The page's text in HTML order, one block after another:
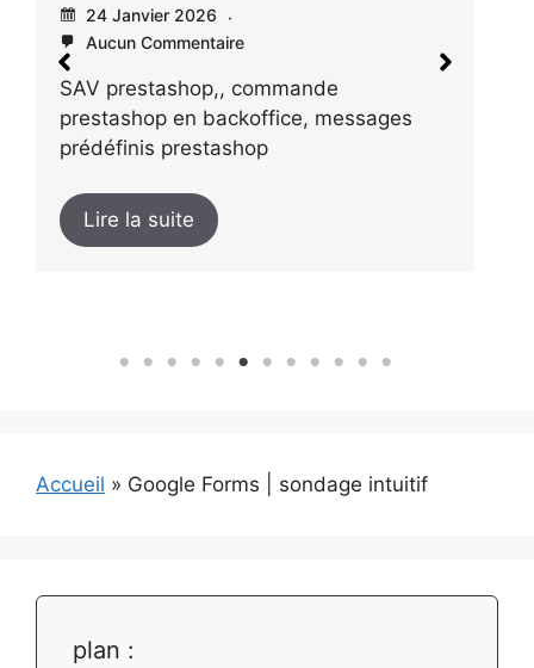
24 Janvier 2026
Aucun Commentaire
SAV prestashop,, commande
prestashop en backoffice, messages
prédéfinis prestashop
Lire la suite
Accueil » Google Forms | sondage intuitif
plan :